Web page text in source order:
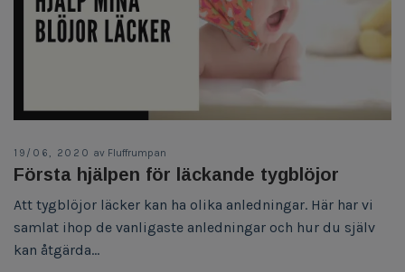
19/06, 2020 av Fluffrumpan
Första hjälpen för läckande tygblöjor
Att tygblöjor läcker kan ha olika anledningar. Här har vi
samlat ihop de vanligaste anledningar och hur du själv
kan åtgärda...